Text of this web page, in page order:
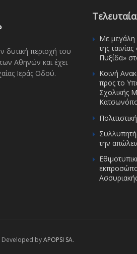
δυτική περιοχή του
Αθηνών και έχει
Ιεράς Οδού.
Με μεγάλη
της
Πυξίδα»
Κοινή
προς το
Σχολικής
την
Developed byAPOPSI SA.